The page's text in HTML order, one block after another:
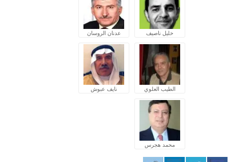
خليل ناصيف عدنان الروسان
الطيب العلوي نايف عبوش
محمد هجرس